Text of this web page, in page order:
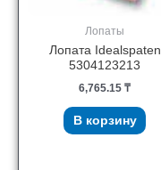
Лопаты
Лопата Idealspaten
5304123213
6,765.15 ₸
В корзину